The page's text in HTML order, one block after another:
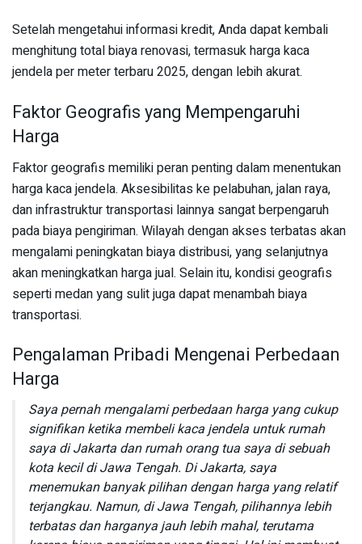
Setelah mengetahui informasi kredit, Anda dapat kembali
menghitung total biaya renovasi, termasuk harga kaca
jendela per meter terbaru 2025, dengan lebih akurat.
Faktor Geografis yang Mempengaruhi
Harga
Faktor geografis memiliki peran penting dalam menentukan
harga kaca jendela. Aksesibilitas ke pelabuhan, jalan raya,
dan infrastruktur transportasi lainnya sangat berpengaruh
pada biaya pengiriman. Wilayah dengan akses terbatas akan
mengalami peningkatan biaya distribusi, yang selanjutnya
akan meningkatkan harga jual. Selain itu, kondisi geografis
seperti medan yang sulit juga dapat menambah biaya
transportasi.
Pengalaman Pribadi Mengenai Perbedaan
Harga
Saya pernah mengalami perbedaan harga yang cukup
signifikan ketika membeli kaca jendela untuk rumah
saya di Jakarta dan rumah orang tua saya di sebuah
kota kecil di Jawa Tengah. Di Jakarta, saya
menemukan banyak pilihan dengan harga yang relatif
terjangkau. Namun, di Jawa Tengah, pilihannya lebih
terbatas dan harganya jauh lebih mahal, terutama